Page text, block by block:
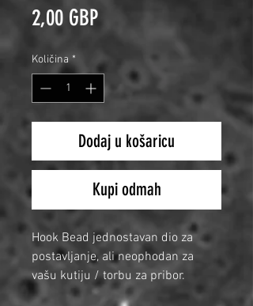
2,00 GBPCijena
Količina *
Dodaj u košaricu
Kupi odmah
Hook Bead jednostavan dio za
postavljanje, ali neophodan za
vašu kutiju / torbu za pribor.